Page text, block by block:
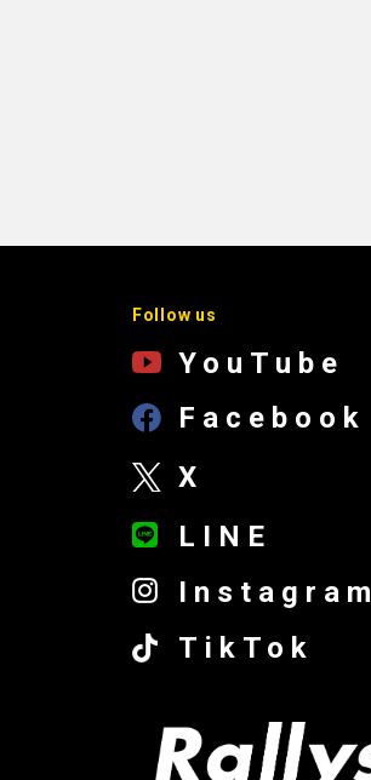
Follow us
YouTube
Facebook
X
LINE
Instagram
TikTok